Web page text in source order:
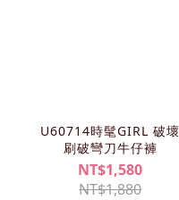
U60714時髦GIRL 破壞
刷破彎刀牛仔褲
NT$1,580
NT$1,880